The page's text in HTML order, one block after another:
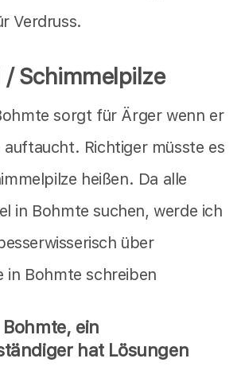
Verdruss.
Schimmelpilze
sorgt für Ärger wenn er
auftaucht. Richtiger müsste es
heißen. Da alle
in Bohmte suchen, werde ich
über
in Bohmte schreiben
ein
hat Lösungen